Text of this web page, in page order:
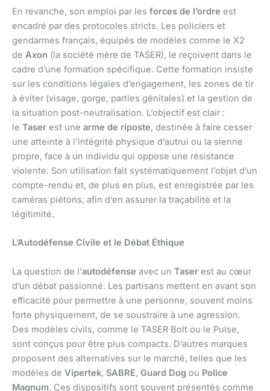
En revanche, son emploi par les forces de l’ordre est
encadré par des protocoles stricts. Les policiers et
gendarmes français, équipés de modèles comme le X2
de Axon (la société mère de TASER), le reçoivent dans le
cadre d’une formation spécifique. Cette formation insiste
sur les conditions légales d’engagement, les zones de tir
à éviter (visage, gorge, parties génitales) et la gestion de
la situation post-neutralisation. L’objectif est clair :
le Taser est une arme de riposte, destinée à faire cesser
une atteinte à l’intégrité physique d’autrui ou la sienne
propre, face à un individu qui oppose une résistance
violente. Son utilisation fait systématiquement l’objet d’un
compte-rendu et, de plus en plus, est enregistrée par les
caméras piétons, afin d’en assurer la traçabilité et la
légitimité.
L’Autodéfense Civile et le Débat Éthique
La question de l’autodéfense avec un Taser est au cœur
d’un débat passionné. Les partisans mettent en avant son
efficacité pour permettre à une personne, souvent moins
forte physiquement, de se soustraire à une agression.
Des modèles civils, comme le TASER Bolt ou le Pulse,
sont conçus pour être plus compacts. D’autres marques
proposent des alternatives sur le marché, telles que les
modèles de Vipertek, SABRE, Guard Dog ou Police
Magnum. Ces dispositifs sont souvent présentés comme